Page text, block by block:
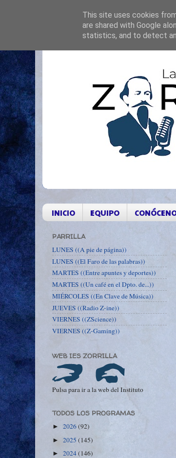
INICIO EQUIPO
PARRILLA
LUNES ((A pie de página))
LUNES ((El Faro de las palabras))
MARTES ((Entre apuntes y deportes))
MARTES ((Un café en el Dpto. de...))
MIÉRCOLES ((En Clave de Música))
JUEVES ((Radio Z-ine))
VIERNES ((ZScience))
VIERNES ((Z-Gaming))
WEB IES ZORRILLA
Pulsa para ir a la web del Instituto
TODOS LOS PROGRAMAS
► 2026(92)
► 2025 (145)
► 2024(146)
This site uses cookies
are shared with Google
statistics, and to detect